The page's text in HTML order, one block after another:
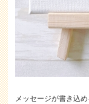
メッセージが書き込